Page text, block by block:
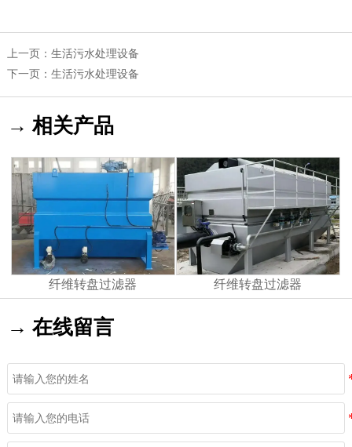
上一页： 生活污水处理设备
下一页： 生活污水处理设备
→ 相关产品
纤维转盘过滤器 纤维转盘过滤器
→ 在线留言